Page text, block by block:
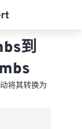
到
将其转换为